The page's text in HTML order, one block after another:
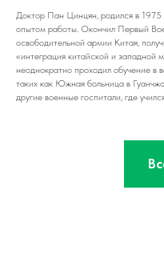
Доктор Пан Цинцян, родился в 1975
опытом работы. Окончил Первый
освободительной армии Китая,
«интеграция китайской и
неоднократно проходил обучение в
таких как Южная больница в
другие военные госпитали, где